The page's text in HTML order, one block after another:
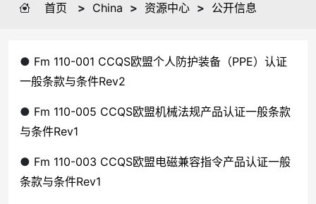
首页 > China > 资源中心 > 公开信息
● Fm 110-001 CCQS欧盟个人防护装备（PPE）认证
一般条款与条件Rev2
● Fm 110-005 CCQS欧盟机械法规产品认证一般条款
与条件Rev1
● Fm 110-003 CCQS欧盟电磁兼容指令产品认证一般
条款与条件Rev1